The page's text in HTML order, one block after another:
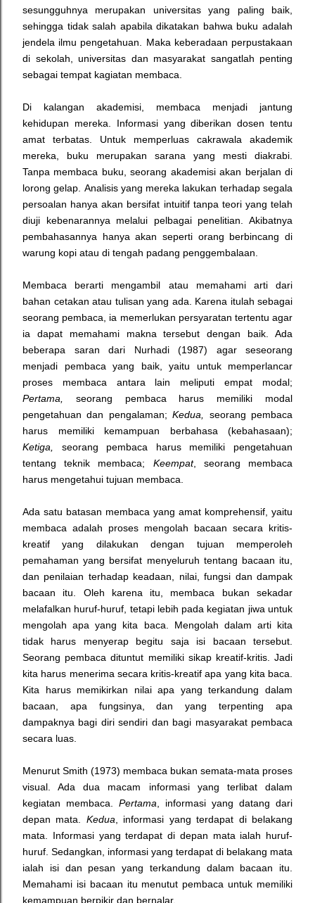
sesungguhnya merupakan universitas yang paling baik,
sehingga tidak salah apabila dikatakan bahwa buku adalah
jendela ilmu pengetahuan. Maka keberadaan perpustakaan
di sekolah, universitas dan masyarakat sangatlah penting
sebagai tempat kagiatan membaca.
Di kalangan akademisi, membaca menjadi jantung
kehidupan mereka. Informasi yang diberikan dosen tentu
amat terbatas. Untuk memperluas cakrawala akademik
mereka, buku merupakan sarana yang mesti diakrabi.
Tanpa membaca buku, seorang akademisi akan berjalan di
lorong gelap. Analisis yang mereka lakukan terhadap segala
persoalan hanya akan bersifat intuitif tanpa teori yang telah
diuji kebenarannya melalui pelbagai penelitian. Akibatnya
pembahasannya hanya akan seperti orang berbincang di
warung kopi atau di tengah padang penggembalaan.
Membaca berarti mengambil atau memahami arti dari
bahan cetakan atau tulisan yang ada. Karena itulah sebagai
seorang pembaca, ia memerlukan persyaratan tertentu agar
ia dapat memahami makna tersebut dengan baik. Ada
beberapa saran dari Nurhadi (1987) agar seseorang
menjadi pembaca yang baik, yaitu untuk memperlancar
proses membaca antara lain meliputi empat modal;
Pertama, seorang pembaca harus memiliki modal
pengetahuan dan pengalaman;Kedua, seorang pembaca
harus memiliki kemampuan berbahasa (kebahasaan);
Ketiga, seorang pembaca harus memiliki pengetahuan
tentang teknik membaca; Keempat, seorang membaca
harus mengetahui tujuan membaca.
Ada satu batasan membaca yang amat komprehensif, yaitu
membaca adalah proses mengolah bacaan secara kritis-
kreatif yang dilakukan dengan tujuan memperoleh
pemahaman yang bersifat menyeluruh tentang bacaan itu,
dan penilaian terhadap keadaan, nilai, fungsi dan dampak
bacaan itu. Oleh karena itu, membaca bukan sekadar
melafalkan huruf-huruf, tetapi lebih pada kegiatan jiwa untuk
mengolah apa yang kita baca. Mengolah dalam arti kita
tidak harus menyerap begitu saja isi bacaan tersebut.
Seorang pembaca dituntut memiliki sikap kreatif-kritis. Jadi
kita harus menerima secara kritis-kreatif apa yang kita baca.
Kita harus memikirkan nilai apa yang terkandung dalam
bacaan, apa fungsinya, dan yang terpenting apa
dampaknya bagi diri sendiri dan bagi masyarakat pembaca
secara luas.
Menurut Smith (1973) membaca bukan semata-mata proses
visual. Ada dua macam informasi yang terlibat dalam
kegiatan membaca. Pertama , informasi yang datang dari
depan mata. Kedua , informasi yang terdapat di belakang
mata. Informasi yang terdapat di depan mata ialah huruf-
huruf. Sedangkan, informasi yang terdapat di belakang mata
ialah isi dan pesan yang terkandung dalam bacaan itu.
Memahami isi bacaan itu menutut pembaca untuk memiliki
kemampuan berpikir dan bernalar.